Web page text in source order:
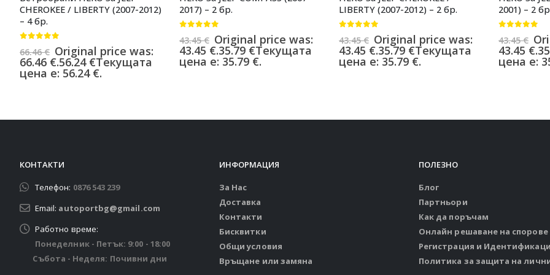
CHEROKEE / LIBERTY (2007-2012)
– 4 бр.
66.46€ Original price was:
66.46 €.56.24 €Текущата
цена е: 56.24 €.
2017) – 2 бр.
43.45€ Original price was:
43.45 €.35.79 €Текущата
цена е: 35.79 €.
LIBERTY (2007-2012) – 2 бр.
43.45€ Original price was:
43.45 €.35.79 €Текущата
цена е: 35.79 €.
2001) – 2
43.45€
43.45 €.
цена е:
КОНТАКТИ
Телефон: 0876 543 239
Email: autoportbg@gmail.com
Работно време:
Понеделник - Петък: 9:00 - 18:00
Събота - Неделя: Почивни дни
ИНФОРМАЦИЯ
За Нас
Доставка
Контакти
Бисквитки
Общи условия
Връщане или замяна
ПОЛЕЗНО
Блог
Партньори
Как да поръчам
Онлайн решаване на спорове
Регистрация и
Политика за защита на